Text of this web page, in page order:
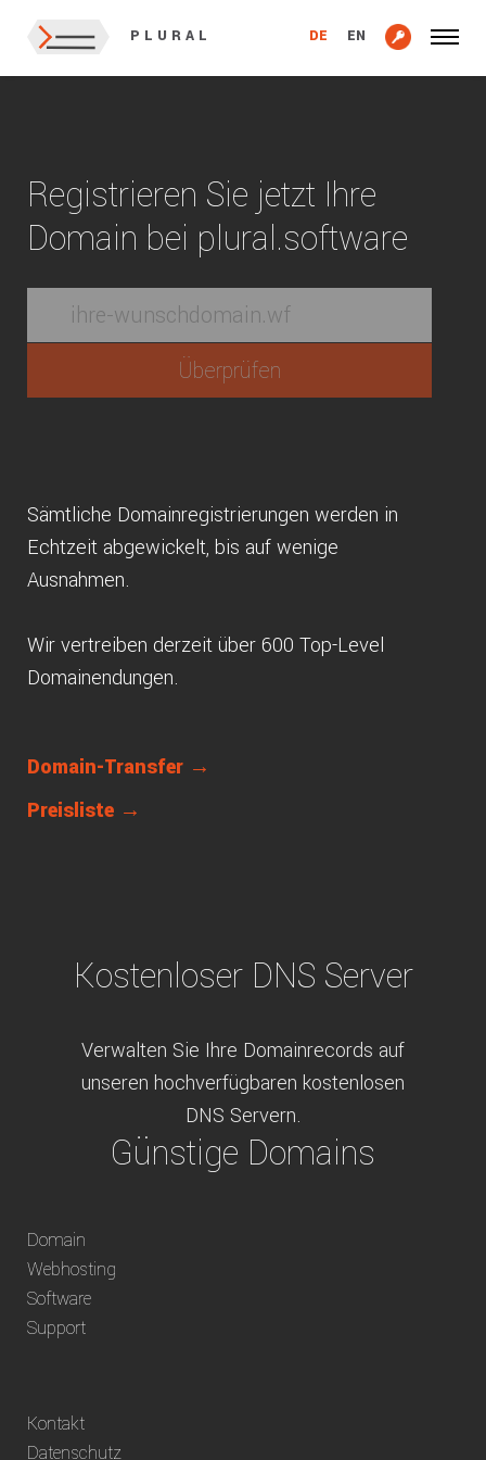
PLURAL DE EN
Registrieren Sie jetzt Ihre
Domain bei plural.software
Sämtliche Domainregistrierungen werden in
Echtzeit abgewickelt, bis auf wenige
Ausnahmen.
Wir vertreiben derzeit über 600 Top-Level
Domainendungen.
Domain-Transfer →
Preisliste →
Kostenloser DNS Server
Verwalten Sie Ihre Domainrecords auf
unseren hochverfügbaren kostenlosen
DNS Servern.
Günstige Domains
weltweit verfügbare Domains inklusive
Vorkasse oder über ein andere verfügbare
Domain
Webhosting
Software
Support
Kontakt
Datenschutz